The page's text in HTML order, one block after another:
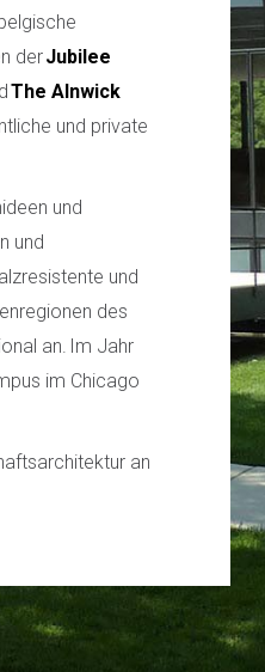
derJubilee
The Alnwick
und private
und
und
und
des
an. Im Jahr
im Chicago
an